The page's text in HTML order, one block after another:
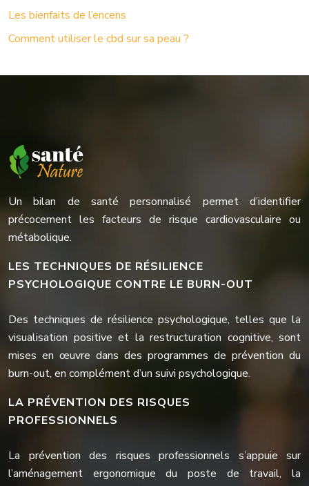
Les bienfaits de l’encens
Comment utiliser le cbd sur sa peau ?
Un bilan de santé personnalisé permet d’identifier
précocement les facteurs de risque cardiovasculaire ou
métabolique.
LES TECHNIQUES DE RÉSILIENCE
PSYCHOLOGIQUE CONTRE LE BURN-OUT
Des techniques de résilience psychologique, telles que la
visualisation positive et la restructuration cognitive, sont
mises en œuvre dans des programmes de prévention du
burn-out, en complément d’un suivi psychologique.
LA PRÉVENTION DES RISQUES
PROFESSIONNELS
La prévention des risques professionnels s’appuie sur
l’aménagement ergonomique du poste de travail, la